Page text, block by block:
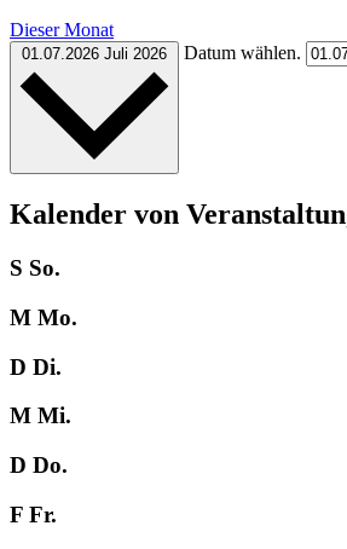
Dieser Monat
01.07.2026 Juli 2026 Datum wählen.
Kalender von
S So.
M Mo.
D Di.
M Mi.
D Do.
F Fr.